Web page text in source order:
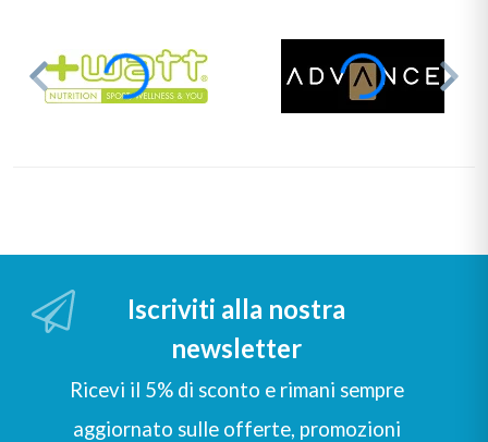
più selenio rispetto agli altri organi del corpo umano. Oltre a
proteggere la tiroide dallo stress ossidativo, svolge un ruolo
importanti nella produzione degli ormoni tiroidei.
per l'attività sportiva e il benessere fisico di tutti i giorni.
Comodamente da casa, in pochi minuti.
Iscriviti alla nostra
newsletter
Ricevi il 5% di sconto e rimani sempre
aggiornato sulle offerte, promozioni